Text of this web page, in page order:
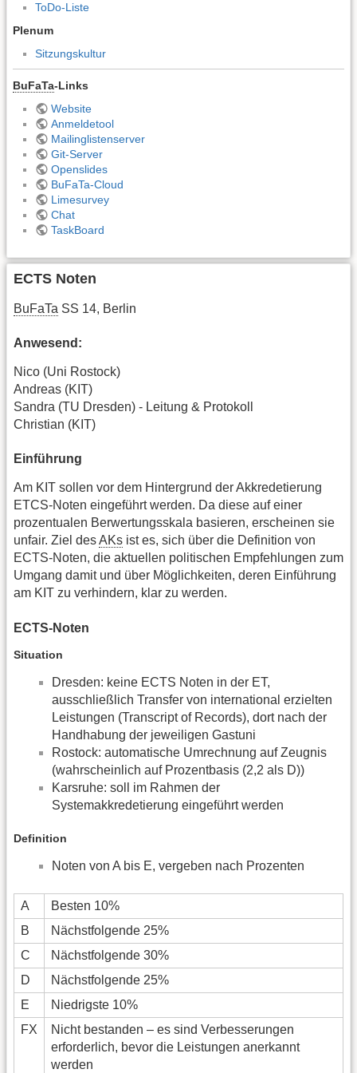
ToDo-Liste
Plenum
Sitzungskultur
BuFaTa-Links
Website
Anmeldetool
Mailinglistenserver
Git-Server
Openslides
BuFaTa-Cloud
Limesurvey
Chat
TaskBoard
ECTS Noten
BuFaTa SS 14, Berlin
Anwesend:
Nico (Uni Rostock)
Andreas (KIT)
Sandra (TU Dresden) - Leitung & Protokoll
Christian (KIT)
Einführung
Am KIT sollen vor dem Hintergrund der Akkredetierung
ETCS-Noten eingeführt werden. Da diese auf einer
prozentualen Berwertungsskala basieren, erscheinen sie
unfair. Ziel desAKs ist es, sich über die Definition von
ECTS-Noten, die aktuellen politischen Empfehlungen zum
Umgang damit und über Möglichkeiten, deren Einführung
am KIT zu verhindern, klar zu werden.
ECTS-Noten
Situation
Dresden: keine ECTS Noten in der ET,
ausschließlich Transfer von international erzielten
Leistungen (Transcript of Records), dort nach der
Handhabung der jeweiligen Gastuni
Rostock: automatische Umrechnung auf Zeugnis
(wahrscheinlich auf Prozentbasis (2,2 als D))
Karsruhe: soll im Rahmen der
Systemakkredetierung eingeführt werden
Definition
Noten von A bis E, vergeben nach Prozenten
A
Besten 10%
B
Nächstfolgende 25%
C
Nächstfolgende 30%
D
Nächstfolgende 25%
E
Niedrigste 10%
FX
Nicht bestanden – es sind Verbesserungen
erforderlich, bevor die Leistungen anerkannt
werden